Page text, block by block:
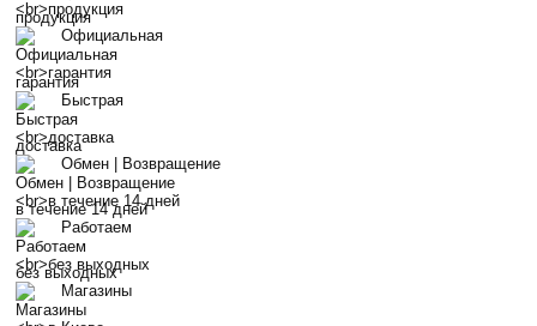
продукция
Официальная
гарантия
Быстрая
доставка
Обмен | Возвращение
в течение 14 дней
Работаем
без выходных
Магазины